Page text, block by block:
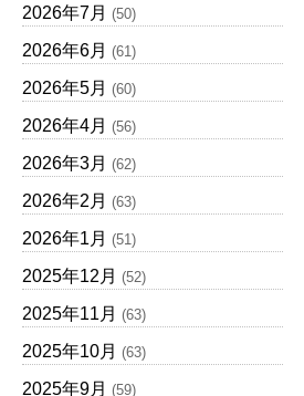
2026年7月 (50)
2026年6月 (61)
2026年5月 (60)
2026年4月 (56)
2026年3月 (62)
2026年2月 (63)
2026年1月 (51)
2025年12月 (52)
2025年11月 (63)
2025年10月 (63)
2025年9月 (59)